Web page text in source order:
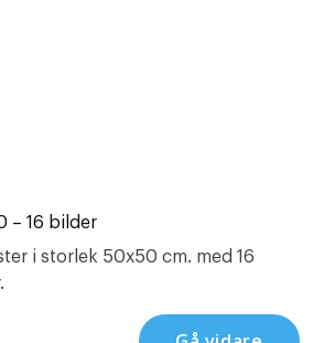
– 16 bilder
i storlek 50x50 cm. med 16